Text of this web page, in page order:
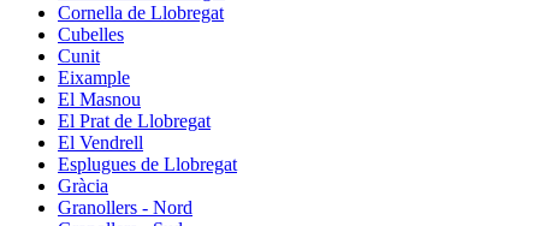
Cornella de Llobregat
Cubelles
Cunit
Eixample
El Masnou
El Prat de Llobregat
El Vendrell
Esplugues de Llobregat
Gràcia
Granollers - Nord